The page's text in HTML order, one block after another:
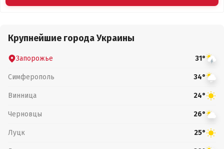
Крупнейшие города Украины
Запорожье 31°
Симферополь 34°
Винница 24°
Черновцы 26°
Луцк 25°